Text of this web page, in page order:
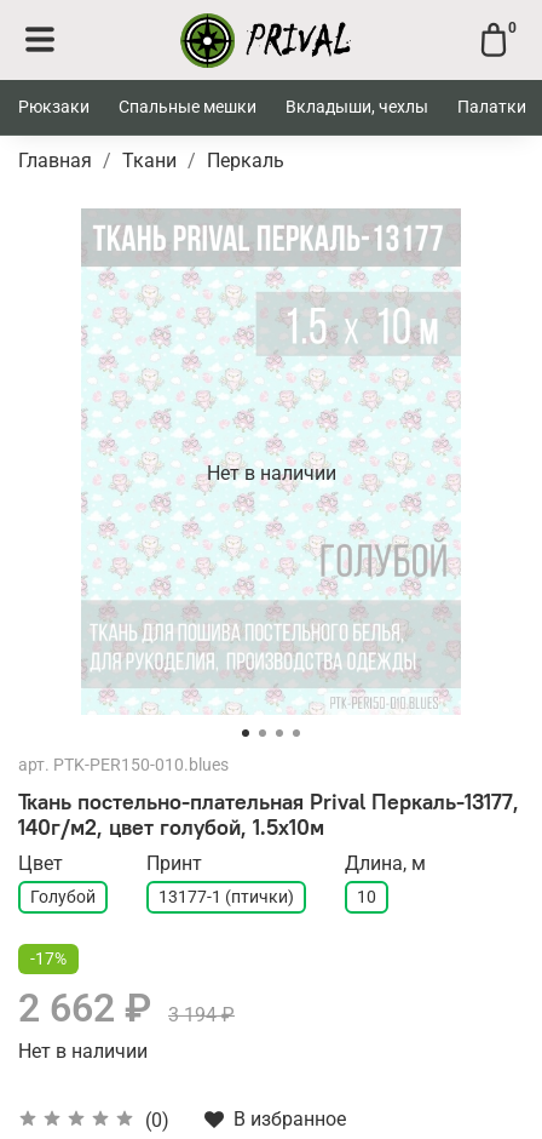
0
Рюкзаки Спальные мешки Вкладыши, чехлы Палатки
Главная Ткани Перкаль
Нет в наличии
арт. PTK-PER150-010.blues
Ткань постельно-плательная Prival Перкаль-13177,
140г/м2, цвет голубой, 1.5х10м
(0) В избранное
Цвет
Голубой
Принт
13177-1 (птички)
Длина, м
10
-17%
2 662 ₽
3 194 ₽
Нет в наличии